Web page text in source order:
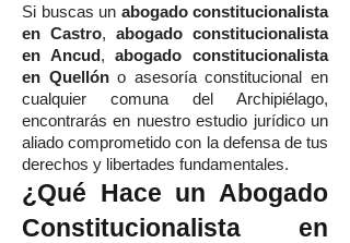
Si buscas un abogado constitucionalista
en Castro, abogado constitucionalista
en Ancud ,abogado constitucionalista
en Quellóno asesoría constitucional en
cualquier comuna del Archipiélago,
encontrarás en nuestro estudio jurídico un
aliado comprometido con la defensa de tus
derechos y libertades fundamentales.
¿Qué Hace un Abogado
Constitucionalista en